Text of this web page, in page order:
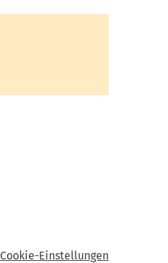
Cookie-Einstellungen